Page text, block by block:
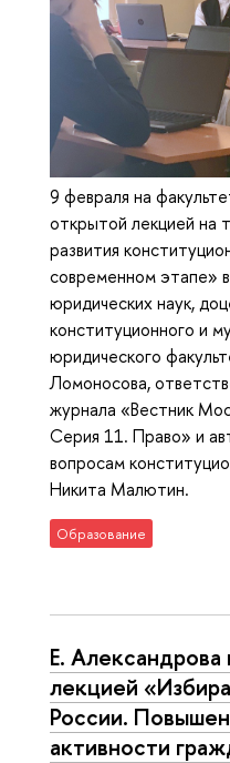
9 февраля на
открытой лекцией на
развития
современном этапе»
юридических наук,
конституционного и
юридического
Ломоносова,
журнала «Вестник
Серия 11. Право» и
вопросам
Никита Малютин.
Образование
Е. Александрова
лекцией
России.
активности